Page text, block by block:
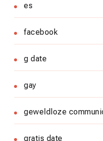
es
facebook
g date
gay
geweldloze
gratis date